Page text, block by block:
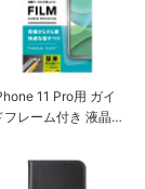
11 Pro用 ガイ
フレーム付き 液晶
らさら